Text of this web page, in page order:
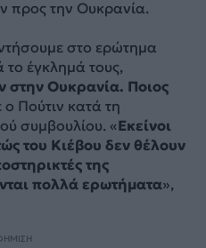
προς την Ουκρανία.
στο ερώτημα
το έγκλημά τους,
Ουκρανία. Ποιος
ο Πούτιν κατά τη
συμβουλίου. «Εκείνοι
του Κιέβου δεν θέλουν
της
πολλά ερωτήματα»,